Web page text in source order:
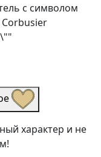
с символом
Corbusier
характер и не